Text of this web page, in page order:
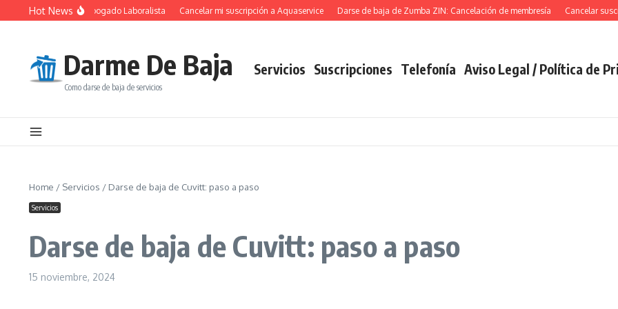
Saltar al contenido
Hot Newsde un Abogado Laboralista Cancelar mi suscripción a Aquaservice Darse de baja de Zumba ZIN: Cancelación de membresía Cancelar
Darme De Baja
Como darse de baja de servicios
Servicios Suscripciones Telefonía Aviso Legal / Política de
Home / Servicios / Darse de baja de Cuvitt: paso a paso
Servicios
Darse de baja de Cuvitt: paso a paso
15 noviembre, 2024